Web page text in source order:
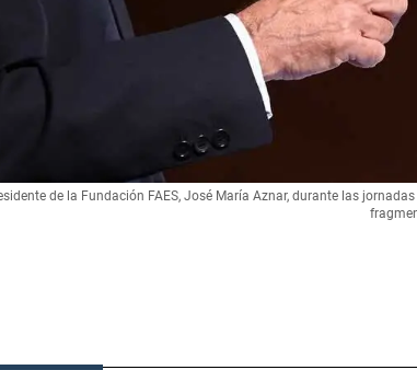
de la Fundación FAES, José María Aznar, durante las